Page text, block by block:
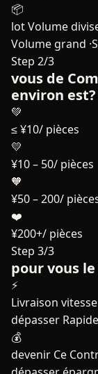
📦
lot Volume
Volume grand
Step 2/3
vous de
environ est?
💚
≤ ¥10/ pièces
💛
¥10 – 50/ pièces
🧡
¥50 – 200/
❤️
¥200+/ pièces
Step 3/3
pour vous
⚡
Livraison
dépasser
💰
devenir Ce